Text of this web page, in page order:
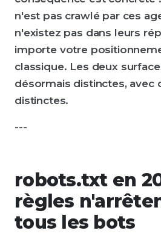
n'est pas crawlé par ces
n'existez pas dans leurs
importe votre
classique. Les deux
désormais distinctes, avec
distinctes.
---
robots.txt en
règles
tous les bots